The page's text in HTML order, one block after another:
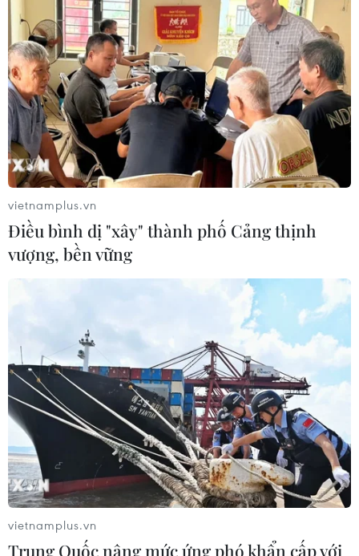
vietnamplus.vn
Điều bình dị "xây" thành phố Cảng thịnh
vượng, bền vững
vietnamplus.vn
Trung Quốc nâng mức ứng phó khẩn cấp với